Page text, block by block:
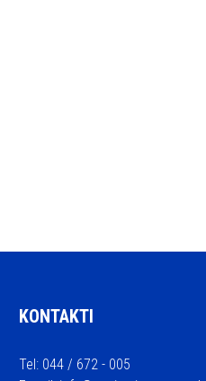
KONTAKTI
Tel: 044 / 672 - 005